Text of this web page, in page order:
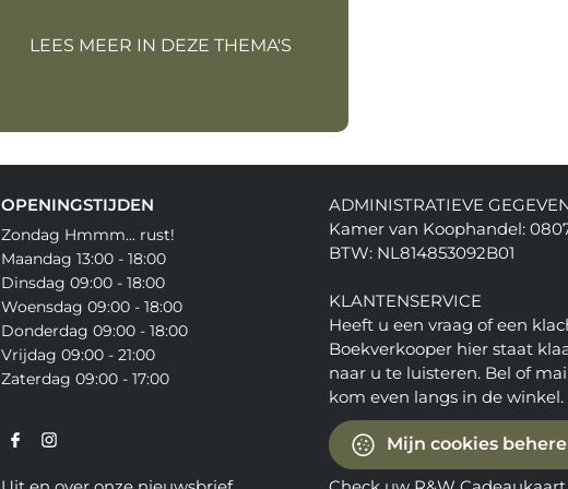
LEES MEER IN DEZE THEMA'S
OPENINGSTIJDEN
Zondag Hmmm... rust!
Maandag 13:00 - 18:00
Dinsdag 09:00 - 18:00
Woensdag 09:00 - 18:00
Donderdag 09:00 - 18:00
Vrijdag 09:00 - 21:00
Zaterdag 09:00 - 17:00
ADMINISTRATIEVE
Kamer van Koophandel:
BTW: NL814853092B01
KLANTENSERVICE
Heeft u een vraag of een
Boekverkooper hier staat
naar u te luisteren. Bel of
kom even langs in de winkel.
Mijn cookies